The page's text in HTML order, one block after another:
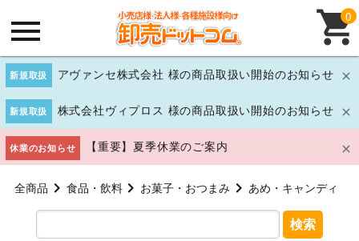
新規取扱 アヴァンセ株式会社 様の商品取扱い開始のお知らせ
新規取扱 株式会社ヴィプロス 様の商品取扱い開始のお知らせ
休業のお知らせ 【重要】夏季休業のご案内
0
全商品 食品・飲料 お菓子・おつまみ あめ・キャンディ
検索